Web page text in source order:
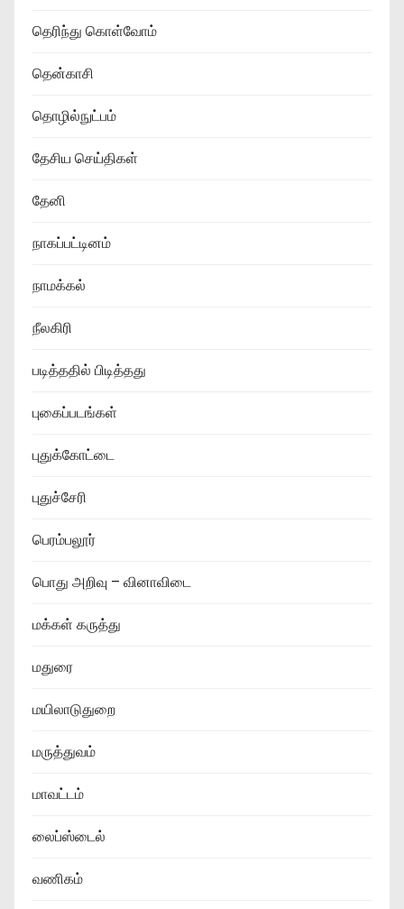
தெரிந்து கொள்வோம்
தென்காசி
தொழில்நுட்பம்
தேசிய செய்திகள்
தேனி
நாகப்பட்டினம்
நாமக்கல்
நீலகிரி
படித்ததில் பிடித்தது
புகைப்படங்கள்
புதுக்கோட்டை
புதுச்சேரி
பெரம்பலூர்
பொது அறிவு – வினாவிடை
மக்கள் கருத்து
மதுரை
மயிலாடுதுறை
மருத்துவம்
மாவட்டம்
லைப்ஸ்டைல்
வணிகம்